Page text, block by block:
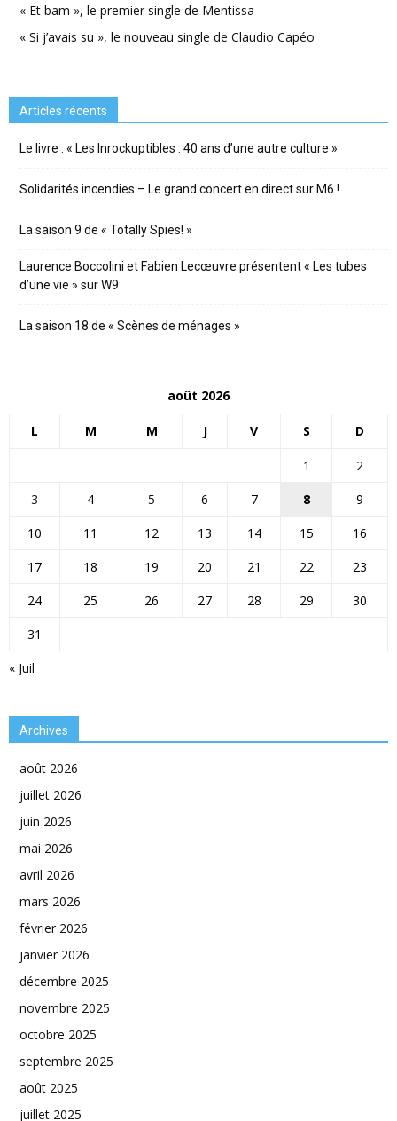
« Et bam », le premier single de Mentissa
« Si j’avais su », le nouveau single de Claudio Capéo
Articles récents
Le livre : « Les Inrockuptibles : 40 ans d’une autre culture »
Solidarités incendies – Le grand concert en direct sur M6 !
La saison 9 de « Totally Spies! »
Laurence Boccolini et Fabien Lecœuvre présentent « Les tubes
d’une vie » sur W9
La saison 18 de « Scènes de ménages »
août 2026
L M M J V S D
« Juil
1
2
3
4 5 6 7 8
9
10
11 12 13 14 15
16
17
18 19 20 21 22
23
24
25 26 27 28 29
30
31
Archives
août 2026
juillet 2026
juin 2026
mai 2026
avril 2026
mars 2026
février 2026
janvier 2026
décembre 2025
novembre 2025
octobre 2025
septembre 2025
août 2025
juillet 2025